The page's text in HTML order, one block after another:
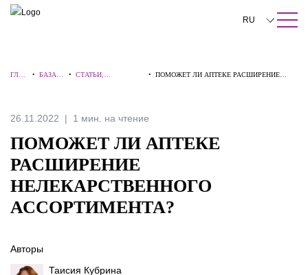
ПОИСК ПО САЙТУ Закрыть
RU
中文
ГЛА
• БАЗА
• СТАТЬИ,
• ПОМОЖЕТ ЛИ АПТЕКЕ РАСШИРЕНИЕ
26.11.2022 1 мин. на чтение
ПОМОЖЕТ ЛИ АПТЕКЕ
РАСШИРЕНИЕ
НЕЛЕКАРСТВЕННОГО
АССОРТИМЕНТА?
Авторы
Таисия Кубрина